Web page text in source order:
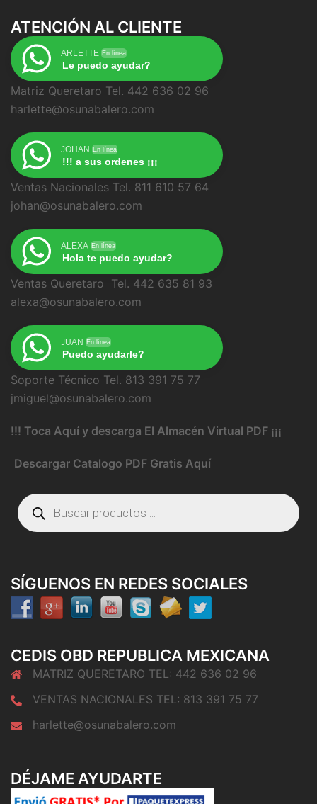
ATENCIÓN AL CLIENTE
ARLETTE En línea
Le puedo ayudar?
Matriz Queretaro Tel. 442 636 02 96
harlette@osunabalero.com
JOHAN En línea
!!! a sus ordenes ¡¡¡
Ventas Nacionales Tel. 811 610 57 64
johan@osunabalero.com
ALEXA En línea
Hola te puedo ayudar?
Ventas Queretaro Tel. 442 635 81 93
alexa@osunabalero.com
JUAN En línea
Puedo ayudarle?
Soporte Técnico Tel. 813 391 75 77
jmiguel@osunabalero.com
!!! Toca Aquí y descarga El Almacén Virtual PDF ¡¡¡
Descargar Catalogo PDF Gratis Aquí
Búsqueda
de
productos
SÍGUENOS EN REDES SOCIALES
CEDIS OBD REPUBLICA MEXICANA
MATRIZ QUERETARO TEL: 442 636 02 96
VENTAS NACIONALES TEL: 813 391 75 77
harlette@osunabalero.com
DÉJAME AYUDARTE